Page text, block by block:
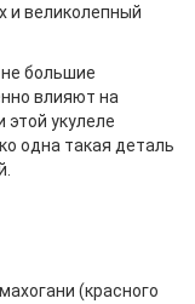
и великолепный
большие
влияют на
этой укулеле
одна такая деталь
(красного